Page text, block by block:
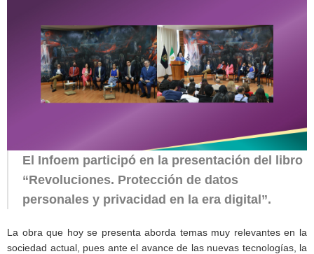
El Infoem participó en la presentación del libro
“Revoluciones. Protección de datos
personales y privacidad en la era digital”.
La obra que hoy se presenta aborda temas muy relevantes en la
sociedad actual, pues ante el avance de las nuevas tecnologías, la